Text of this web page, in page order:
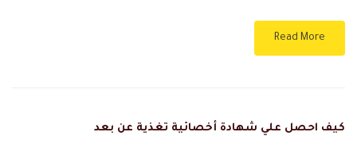
Read More
كيف احصل علي شهادة أخصائية تغذية عن بعد